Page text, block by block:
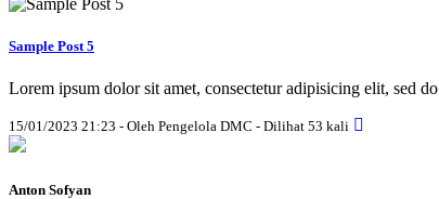
Sample Post 5
Lorem ipsum dolor sit amet, consectetur adipisicing elit, sed
15/01/2023 21:23 - Oleh Pengelola DMC - Dilihat 53 kali
Anton Sofyan